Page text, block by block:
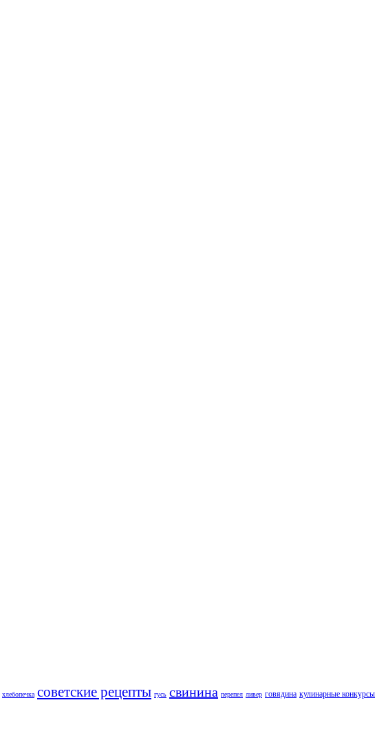
хлебопечка советские рецепты гусь свинина перепел ливер говядина кулинарные конкурсы